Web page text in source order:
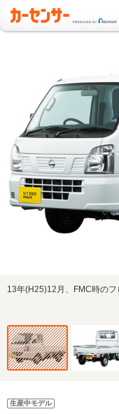
13年(H25)12月、FMC時の
生産中モデル